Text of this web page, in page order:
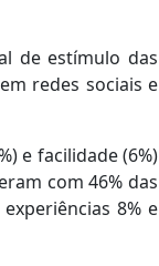
de estímulo das
redes sociais e
e facilidade (6%)
com 46% das
8% e